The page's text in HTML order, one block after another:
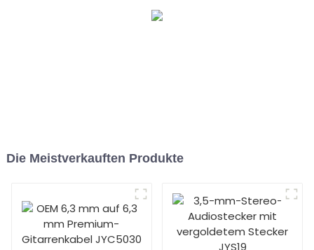
Die Meistverkauften Produkte